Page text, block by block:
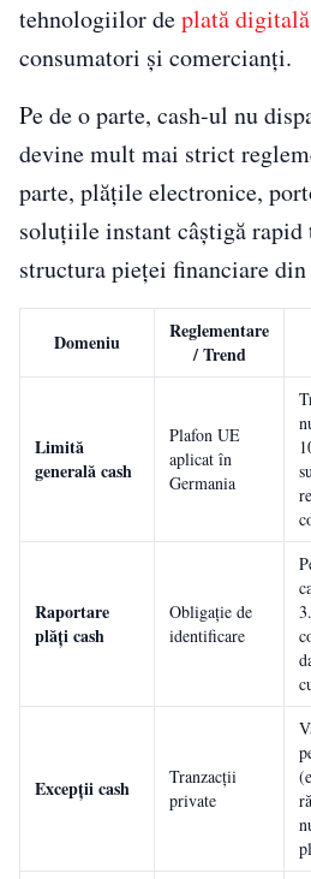
tehnologiilor deplată digitală
consumatori și comercianți.
Pe de o parte, cash-ul nu
devine mult mai strict
parte, plățile electronice,
soluțiile instant câștigă rapid
structura pieței financiare
Domeniu
Reglementare
/ Trend
Limită
generală cash
Plafon UE
aplicat în
Germania
Raportare
plăți cash
Obligație de
identificare
Excepții cash
Tranzacții
private